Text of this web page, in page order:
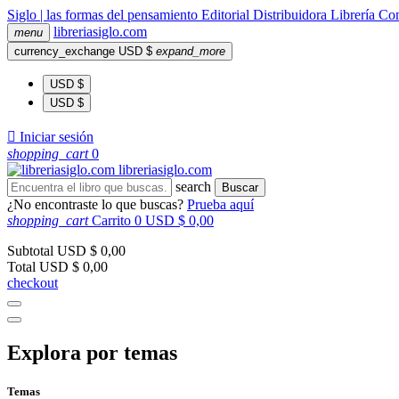
Siglo | las formas del pensamiento Editorial Distribuidora Librería
menu libreriasiglo.com
currency_exchange USD $ expand_more
USD $
USD $
 Iniciar sesión
shopping_cart 0
libreriasiglo.com
search
Buscar
¿No encontraste lo que buscas? Prueba aquí
shopping_cart Carrito 0 USD $ 0,00
Subtotal USD $ 0,00
Total USD $ 0,00
checkout
Explora por temas
Temas